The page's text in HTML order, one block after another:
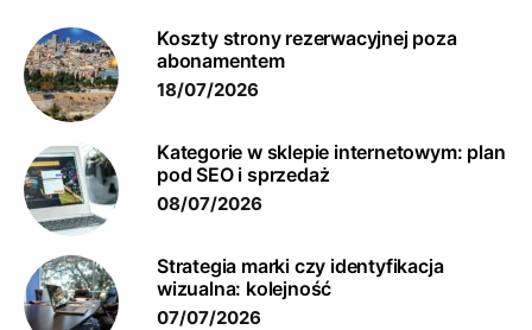
Koszty strony rezerwacyjnej poza
abonamentem
18/07/2026
Kategorie w sklepie internetowym: plan
pod SEO i sprzedaż
08/07/2026
Strategia marki czy identyfikacja
wizualna: kolejność
07/07/2026